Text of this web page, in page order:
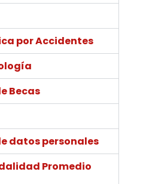
por Accidentes
Becas
datos personales
Promedio